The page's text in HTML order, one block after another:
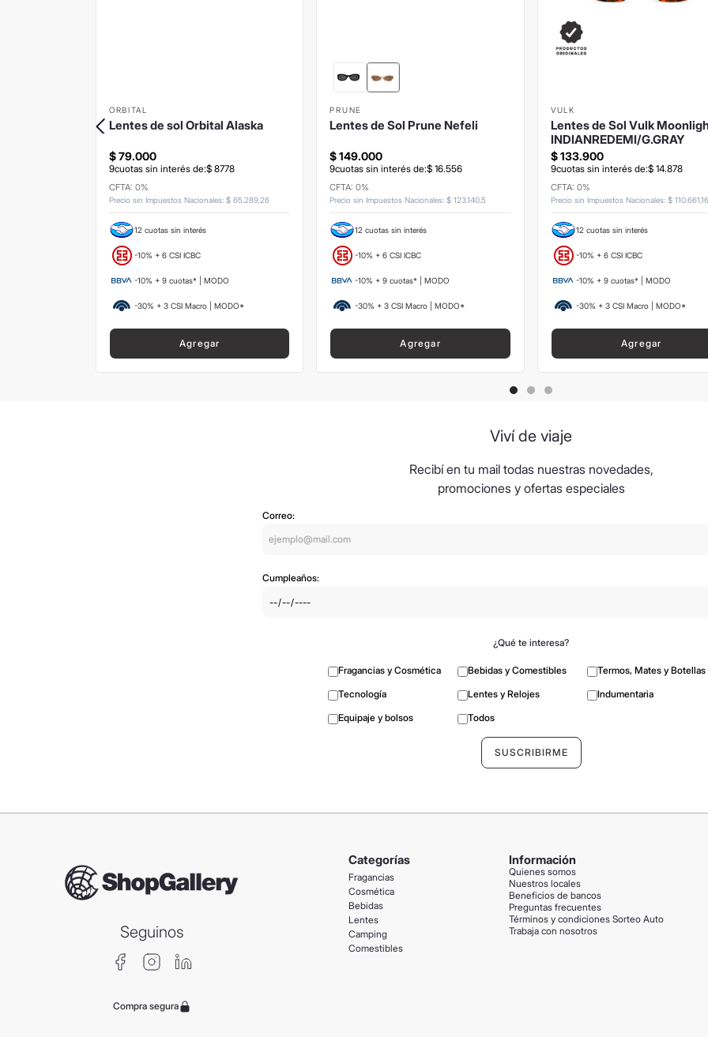
ORBITAL
Lentes de sol Orbital Alaska
$79.000
9cuotas sin interés de:$ 8778
CFTA: 0%
Precio sin Impuestos Nacionales: $ 65.289,26
12 cuotas sin interés
-10% + 6 CSI ICBC
-10% + 9 cuotas* | MODO
-30% + 3 CSI Macro | MODO*
Agregar
PRUNE
Lentes de Sol Prune Nefeli
$ 149.000
9cuotas sin interés de:$ 16.556
CFTA: 0%
Precio sin Impuestos Nacionales:$ 123.140,5
12 cuotas sin interés
-10% + 6 CSI ICBC
-10% + 9 cuotas* | MODO
-30% + 3 CSI Macro | MODO*
Agregar
VULK
Lentes de Sol Vulk
INDIANREDEMI/G.GRAY
$133.900
9cuotas sin interés de:$ 14.878
CFTA: 0%
Precio sin Impuestos Nacionales: $ 110.66116
12 cuotas sin interés
-10% + 6 CSI ICBC
-10% + 9 cuotas* | MODO
-30% + 3 CSI Macro | MODO*
Agregar
Viví de viaje
Recibí en tu mail todas nuestras novedades,
promociones y ofertas especiales
Correo:
Cumpleaños:
¿Qué te interesa?
Fragancias y Cosmética Bebidas y Comestibles
Termos, Mates y Botellas
Tecnología
Lentes y Relojes
Indumentaria
Equipaje y bolsos
Todos
Seguinos
Compra segura
Categorías
Fragancias
Cosmética
Bebidas
Lentes
Camping
Comestibles
Información
Quienes somos
Nuestros locales
Beneficios de bancos
Preguntas frecuentes
Términos y condiciones Sorteo Auto
Trabaja con nosotros